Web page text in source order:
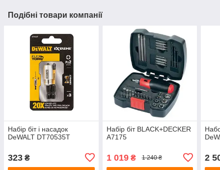
Подібні товари компанії
Набір біт і насадок
DeWALT DT70535T
323 ₴
Набір біт BLACK+DECKER
A7175
1 019₴ 1 240 ₴ 2